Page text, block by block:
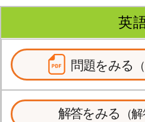
［月～金］10:00～22:00 / ［土日］10:00～
英
問題をみる
解答をみる （